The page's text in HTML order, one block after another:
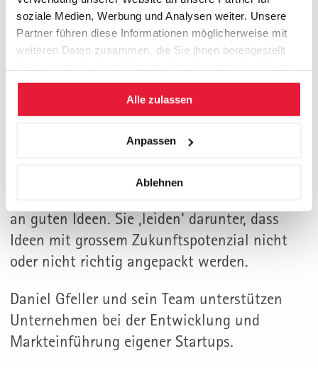
soziale Medien, Werbung und Analysen weiter. Unsere
Partner führen diese Informationen möglicherweise mit
weiteren Daten zusammen, die Sie ihnen bereitgestellt
gesammelt haben.
Alle zulassen
Anpassen
Ablehnen
Start up‘s für Etablierte
Erfolg mit start-up Geschäften
Erfolgreich werden mit einer Geschäftsidee
Consulting
Wie aus einer guten Idee ein gutes
an guten Ideen. Sie ‚leiden‘ darunter, dass
Ideen mit grossem Zukunftspotenzial nicht
oder nicht richtig angepackt werden.
Daniel Gfeller und sein Team unterstützen
Unternehmen bei der Entwicklung und
Markteinführung eigener Startups.